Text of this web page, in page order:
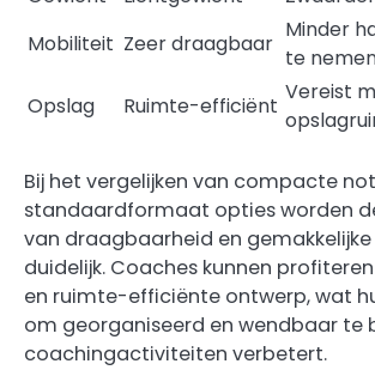
Mobiliteit Zeer draagbaar
Minder
te
Opslag
Ruimte-efficiënt
Vereist
Bij het vergelijken van compacte
standaardformaat opties worden
van draagbaarheid en
duidelijk. Coaches kunnen
en ruimte-efficiënte ontwerp, wat
om georganiseerd en wendbaar te
coachingactiviteiten verbetert.